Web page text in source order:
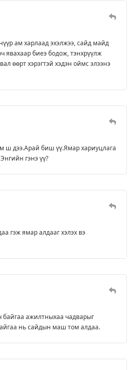
ам харлаад эхэлжээ, сайд майд
явахаар биеэ бодож, тэнхрүүлж
өөрт хэрэгтэй хэдэн оймс элээнэ
ш дээ.Арай биш үү.Ямар хариуцлага
гэнэ үү?
гэж ямар алдааг хэлэх вэ
байгаа ажилтныхаа чадварыг
нь сайдын маш том алдаа.